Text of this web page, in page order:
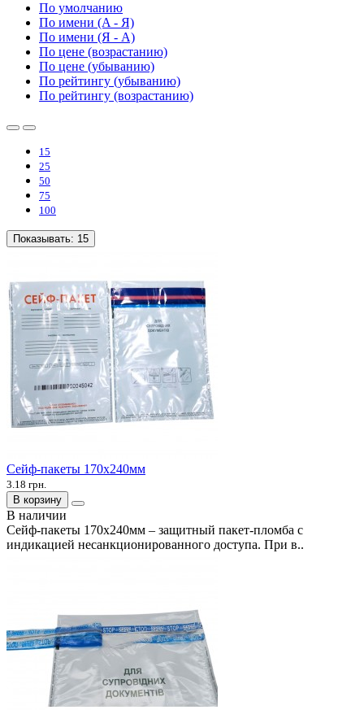
По умолчанию
По имени (A - Я)
По имени (Я - A)
По цене (возрастанию)
По цене (убыванию)
По рейтингу (убыванию)
По рейтингу (возрастанию)
15
25
50
75
100
Показывать: 15
Сейф-пакеты 170х240мм
3.18 грн.
В корзину
В наличии
Сейф-пакеты 170х240мм – защитный пакет-пломба с
индикацией несанкционированного доступа. При в..